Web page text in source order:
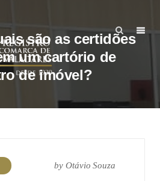
são as certidões
um cartório de
de imóvel?
byOtávio Souza